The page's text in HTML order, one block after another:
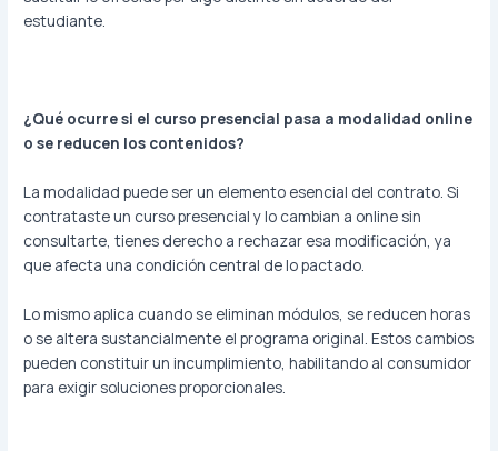
estudiante.
¿Qué ocurre si el curso presencial pasa a modalidad online
o se reducen los contenidos?
La modalidad puede ser un elemento esencial del contrato. Si
contrataste un curso presencial y lo cambian a online sin
consultarte, tienes derecho a rechazar esa modificación, ya
que afecta una condición central de lo pactado.
Lo mismo aplica cuando se eliminan módulos, se reducen horas
o se altera sustancialmente el programa original. Estos cambios
pueden constituir un incumplimiento, habilitando al consumidor
para exigir soluciones proporcionales.